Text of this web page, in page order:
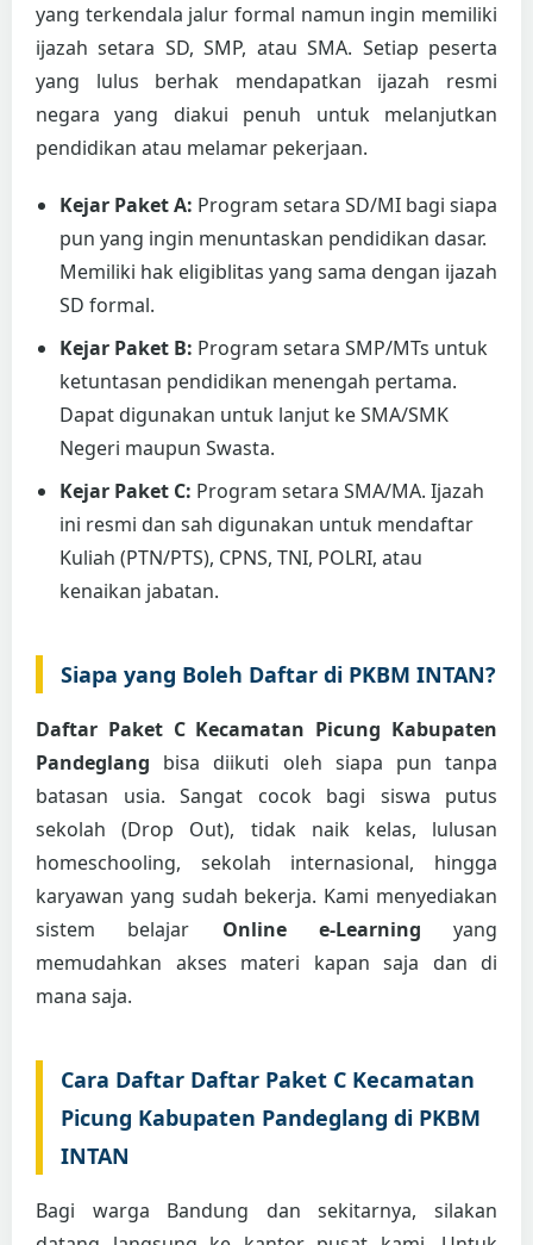
yang terkendala jalur formal namun ingin memiliki
ijazah setara SD, SMP, atau SMA. Setiap peserta
yang lulus berhak mendapatkan ijazah resmi
negara yang diakui penuh untuk melanjutkan
pendidikan atau melamar pekerjaan.
Kejar Paket A: Program setara SD/MI bagi siapa
pun yang ingin menuntaskan pendidikan dasar.
Memiliki hak eligiblitas yang sama dengan ijazah
SD formal.
Kejar Paket B: Program setara SMP/MTs untuk
ketuntasan pendidikan menengah pertama.
Dapat digunakan untuk lanjut ke SMA/SMK
Negeri maupun Swasta.
Kejar Paket C: Program setara SMA/MA. Ijazah
ini resmi dan sah digunakan untuk mendaftar
Kuliah (PTN/PTS), CPNS, TNI, POLRI, atau
kenaikan jabatan.
Siapa yang Boleh Daftar di PKBM INTAN?
Daftar Paket C Kecamatan Picung Kabupaten
Pandeglang bisa diikuti oleh siapa pun tanpa
batasan usia. Sangat cocok bagi siswa putus
sekolah (Drop Out), tidak naik kelas, lulusan
homeschooling, sekolah internasional, hingga
karyawan yang sudah bekerja. Kami menyediakan
sistem belajar Online e-Learning yang
memudahkan akses materi kapan saja dan di
mana saja.
Cara Daftar Daftar Paket C Kecamatan
Picung Kabupaten Pandeglang di PKBM
INTAN
Bagi warga Bandung dan sekitarnya, silakan